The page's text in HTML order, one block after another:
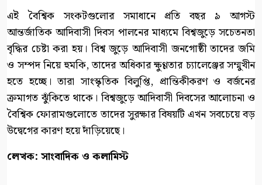
এই বৈশ্বিক সংকটগুলোর সমাধানে প্রতি বছর ৯ আগস্ট
আন্তর্জাতিক আদিবাসী দিবস পালনের মাধ্যমে বিশ্বজুড়ে সচেতনতা
বৃদ্ধির চেষ্টা করা হয়। বিশ্ব জুড়ে আদিবাসী জনগোষ্ঠী তাদের জমি
ও সম্পদ নিয়ে হুমকি, তাদের অধিকার ক্ষুণ্ণতার চ্যালেঞ্জের সম্মুখীন
হতে হচ্ছে। তারা সাংস্কৃতিক বিলুপ্তি, প্রান্তিকীকরণ ও বর্জনের
ক্রমাগত ঝুঁকিতে থাকে। বিশ্বজুড়ে আদিবাসী দিবসের আলোচনা ও
বৈশ্বিক ফোরামগুলোতে তাদের সুরক্ষার বিষয়টি এখন সবচেয়ে বড়
উদ্বেগের কারণ হয়ে দাঁড়িয়েছে।
লেখক: সাংবাদিক ও কলামিস্ট